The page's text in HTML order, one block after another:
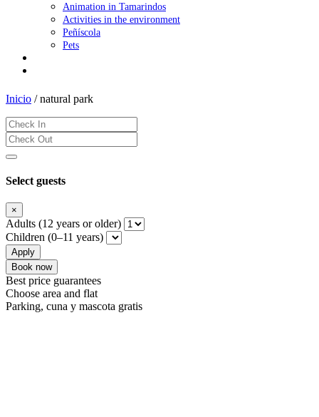
Animation in Tamarindos
Activities in the environment
Peñíscola
Pets
Inicio /natural park
Select guests
×
Adults (12 years or older)
Children (0–11 years)
Apply
Book now
Best price guarantees
Choose area and flat
Parking, cuna y mascota gratis